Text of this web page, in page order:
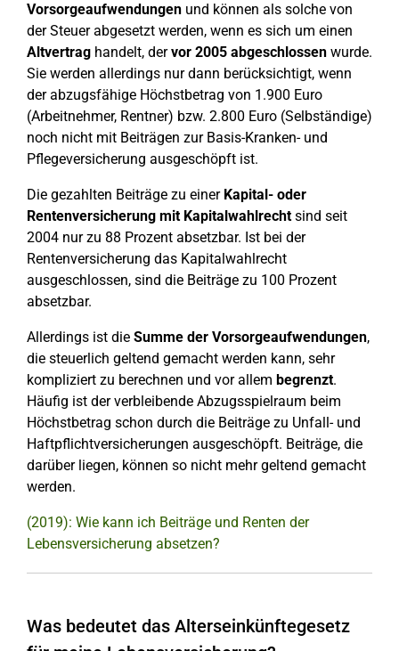
Vorsorgeaufwendungen und können als solche von
der Steuer abgesetzt werden, wenn es sich um einen
Altvertrag handelt, dervor 2005 abgeschlossen wurde.
Sie werden allerdings nur dann berücksichtigt, wenn
der abzugsfähige Höchstbetrag von 1.900 Euro
(Arbeitnehmer, Rentner) bzw. 2.800 Euro (Selbständige)
noch nicht mit Beiträgen zur Basis-Kranken- und
Pflegeversicherung ausgeschöpft ist.
Die gezahlten Beiträge zu einer Kapital- oder
Rentenversicherung mit Kapitalwahlrechtsind seit
2004 nur zu 88 Prozent absetzbar. Ist bei der
Rentenversicherung das Kapitalwahlrecht
ausgeschlossen, sind die Beiträge zu 100 Prozent
absetzbar.
Allerdings ist die Summe der Vorsorgeaufwendungen,
die steuerlich geltend gemacht werden kann, sehr
kompliziert zu berechnen und vor allem begrenzt.
Häufig ist der verbleibende Abzugsspielraum beim
Höchstbetrag schon durch die Beiträge zu Unfall- und
Haftpflichtversicherungen ausgeschöpft. Beiträge, die
darüber liegen, können so nicht mehr geltend gemacht
werden.
(2019): Wie kann ich Beiträge und Renten der
Lebensversicherung absetzen?
Was bedeutet das Alterseinkünftegesetz